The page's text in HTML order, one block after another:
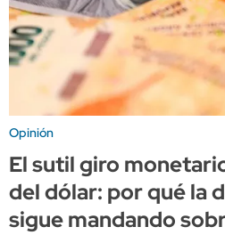
Opinión
El sutil giro
del dólar: por qué la
sigue mandando